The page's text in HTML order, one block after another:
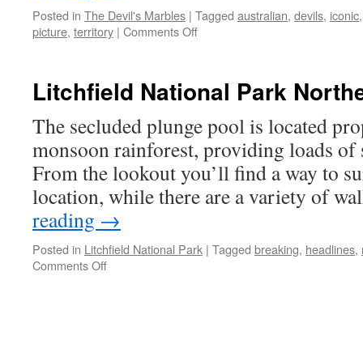
Posted in The Devil's Marbles | Tagged australian, devils, iconic
picture, territory | Comments Offon
Litchfield National Park
The secluded plunge pool is located
monsoon rainforest, providing loads of
From the lookout you’ll find a way to
location, while there are a variety of
reading →
Posted in Litchfield National Park | Tagged breaking, headlines,
Comments Offon